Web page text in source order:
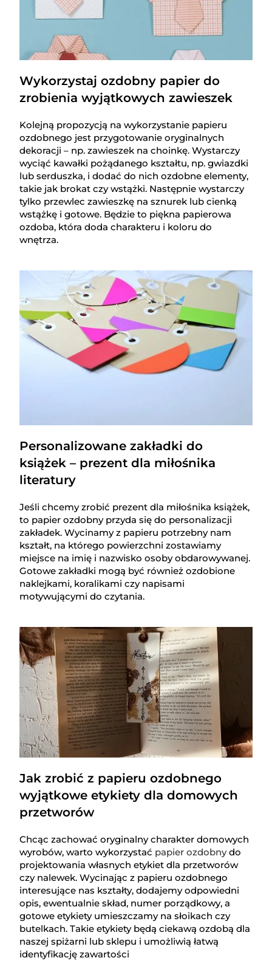
Wykorzystaj ozdobny papier do
zrobienia wyjątkowych zawieszek
Kolejną propozycją na wykorzystanie papieru
ozdobnego jest przygotowanie oryginalnych
dekoracji – np. zawieszek na choinkę. Wystarczy
wyciąć kawałki pożądanego kształtu, np. gwiazdki
lub serduszka, i dodać do nich ozdobne elementy,
takie jak brokat czy wstążki. Następnie wystarczy
tylko przewlec zawieszkę na sznurek lub cienką
wstążkę i gotowe. Będzie to piękna papierowa
ozdoba, która doda charakteru i koloru do
wnętrza.
Personalizowane zakładki do
książek – prezent dla miłośnika
literatury
Jeśli chcemy zrobić prezent dla miłośnika książek,
to papier ozdobny przyda się do personalizacji
zakładek. Wycinamy z papieru potrzebny nam
kształt, na którego powierzchni zostawiamy
miejsce na imię i nazwisko osoby obdarowywanej.
Gotowe zakładki mogą być również ozdobione
naklejkami, koralikami czy napisami
motywującymi do czytania.
Jak zrobić z papieru ozdobnego
wyjątkowe etykiety dla domowych
przetworów
Chcąc zachować oryginalny charakter domowych
wyrobów, warto wykorzystać papier ozdobnydo
projektowania własnych etykiet dla przetworów
czy nalewek. Wycinając z papieru ozdobnego
interesujące nas kształty, dodajemy odpowiedni
opis, ewentualnie skład, numer porządkowy, a
gotowe etykiety umieszczamy na słoikach czy
butelkach. Takie etykiety będą ciekawą ozdobą dla
naszej spiżarni lub sklepu i umożliwią łatwą
identyfikację zawartości